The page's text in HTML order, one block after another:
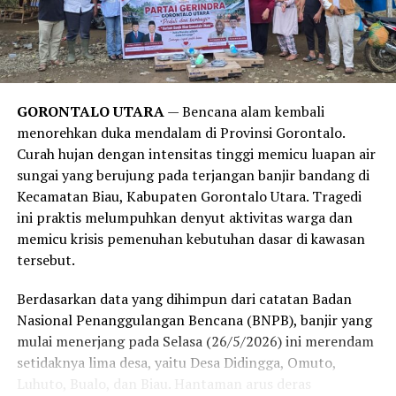
menegaskan bahwa obsesi manusia modern untuk mandi
setiap hari lebih didorong oleh norma sosial, kebiasaan,
serta strategi pemasaran industri sabun kecantikan,
alih-alih kebutuhan medis yang sesungguhnya. Sistem
kotoran dan bakteri dalam jumlah wajar untuk
merangsang antibodi agar tetap kuat.
Meski demikian, anjuran untuk mandi 2-3 kali seminggu
ini memiliki pengecualian. Melansir data tambahan dari
Healthline , mereka yang rutin melakukan olahraga
berat, bekerja di luar ruangan yang bersinggungan
langsung dengan kotoran, atau memiliki kondisi medis
setiap hari.
Bagi Anda yang aktivitasnya lebih banyak dihabiskan di
dalam ruangan ber-AC, melewatkan waktu mandi sehari
GORONTALO UTARA— Bencana alam kembali
menorehkan duka mendalam di Provinsi Gorontalo.
Curah hujan dengan intensitas tinggi memicu luapan air
sungai yang berujung pada terjangan banjir bandang di
Kecamatan Biau, Kabupaten Gorontalo Utara. Tragedi
ini praktis melumpuhkan denyut aktivitas warga dan
memicu krisis pemenuhan kebutuhan dasar di kawasan
tersebut.
Berdasarkan data yang dihimpun dari catatan Badan
Nasional Penanggulangan Bencana (BNPB), banjir yang
mulai menerjang pada Selasa (26/5/2026) ini merendam
setidaknya lima desa, yaitu Desa Didingga, Omuto,
Luhuto, Bualo, dan Biau. Hantaman arus deras